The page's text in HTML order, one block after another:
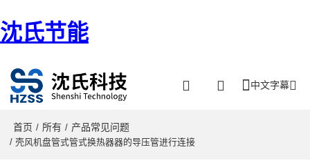
沈氏节能
中文字幕
首页 / 所有 / 产品常见问题
/ 壳风机盘管式管式换热器器的导压管进行连接